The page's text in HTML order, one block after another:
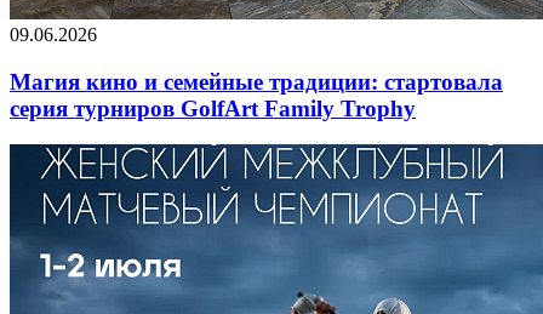
09.06.2026
Магия кино и семейные традиции: стартовала
серия турниров GolfArt Family Trophy